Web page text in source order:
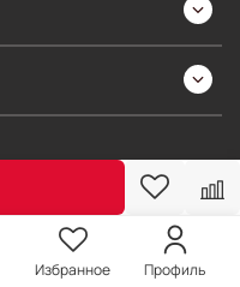
Избранное Профиль